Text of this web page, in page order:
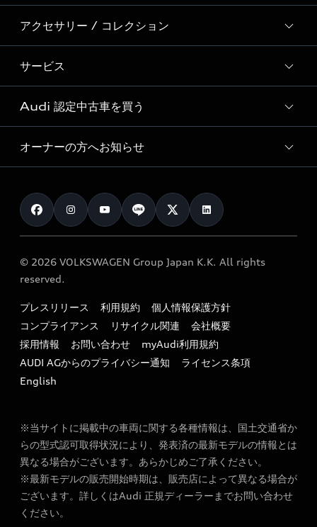
Audi Sport
Formula 1®
デジタルサービス
新車在庫検索
試乗車・展示車検索
見積り依頼
試乗予約
モデル一覧
特別仕様モデル / 限定モデル
e-tronラインアップ
価格シミュレーション
車両比較
カタログ一覧
アクセサリー / コレクション
純正アクセサリー
オンラインショップ
Audi collection
アウディナビアプリ
サービス
サービス入庫予約
サービスプログラム
メンテナンス
車検 / 定期点検
e-tronアフターサポート
myAudi
Audi 認定中古車を買う
Audi認定中古車
クオリティ
保証
メンテナンス
ファイナンス
キャンペーン / イベント
買取査定
オーナーの方へお知らせ
お知らせ
オーナー様向けキャンペーン
特定整備適用車一覧
リサイクル法
よくある質問（FAQ）
© 2026 VOLKSWAGEN Group Japan K.K. All rights
reserved.
プレスリリース 利用規約
個人情報保護方針
コンプライアンス
リサイクル関連
会社概要
採用情報
お問い合わせ
myAudi利用規約
AUDI AGからのプライバシー通知
ライセンス条項
English
※当サイトに掲載中の車両に関する各種情報は、国土交通省か
らの型式認可取得状況により、発表済の最新モデルの情報とは
異なる場合がございます。あらかじめご了承ください。
※最新モデルの販売開始時期は、販売店によって異なる場合が
ございます。詳しくはAudi 正規ディーラーまでお問い合わせ
ください。